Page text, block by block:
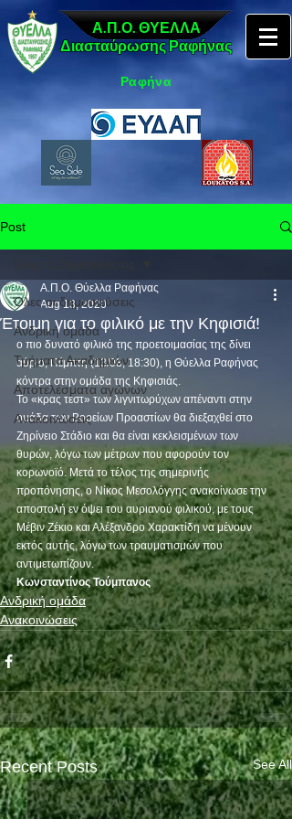
Α.Π.Ο. ΘΥΕΛΛΑ
Διασταύρωσης Ραφήνας
Ραφήνα
Post
Όλες οι δημοσιεύσεις
Ανδρική ομάδα
Τμήματα Ακαδημιών
Αποτελέσματα αγώνων
Ανακοινώσεις
Έτοιμη για το φιλικό με την Κηφισιά!
Α.Π.Ο. Θύελλα Ραφήνας
Aug 13, 2020
ο πιο δυνατό φιλικό της προετοιμασίας της δίνει
αύριο, Πέμπτη (13/08, 18:30), η Θύελλα Ραφήνας
κόντρα στην ομάδα της Κηφισιάς.
Το «κρας τεστ» των λιγνιτωρύχων απέναντι στην
ομάδα των Βορείων Προαστίων θα διεξαχθεί στο
Ζηρίνειο Στάδιο και θα είναι κεκλεισμένων των
θυρών, λόγω των μέτρων που αφορούν τον
κορωνοϊό. Μετά το τέλος της σημερινής
προπόνησης, ο Νίκος Μεσολόγγης ανακοίνωσε την
αποστολή εν όψει του αυριανού φιλικού, με τους
Μέβιν Ζέκιο και Αλέξανδρο Χαρακτίδη να μένουν
εκτός αυτής, λόγω των τραυματισμών που
αντιμετωπίζουν.
Κωνσταντίνος Τούμπανος
Ανδρική ομάδα
Ανακοινώσεις
Recent Posts See All